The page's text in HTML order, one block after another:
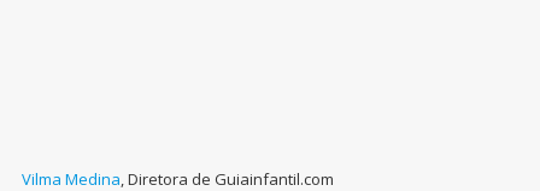
Vilma Medina,Diretora de Guiainfantil.com